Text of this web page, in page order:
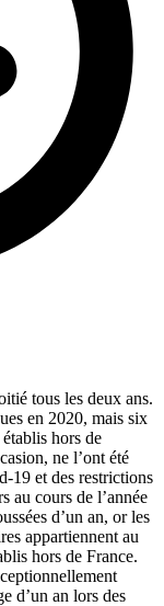
tous les deux ans.
en 2020, mais six
hors de
ne l’ont été
19 et des restrictions
au cours de l’année
d’un an, or les
appartiennent au
hors de France.
d’un an lors des